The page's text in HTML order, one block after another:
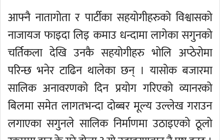
आफ्नै नातागोता र पार्टीका सहयोगीहरुको विश्वासको
नाजायज फाइदा लिइ कमाउ धन्दामा लागेका सगुनको
चर्तिकला देखि उनकै सहयोगीहरु भोलि अप्ठेरोमा
परिन्छ भनेर टाढिन थालेका छन् । यासोक बजारमा
सालिक अनावरणको दिन प्रयोग गरिएको व्यानरको
बिलमा समेत लागतभन्दा दोब्बर मूल्य उल्लेख गराउन
लगाएका सगुनले सालिक निर्माणमा उठाइएको ठूलो